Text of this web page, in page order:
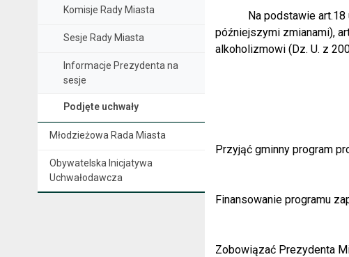
Komisje Rady Miasta
Sesje Rady Miasta
Informacje Prezydenta na
sesje
Podjęte uchwały
Młodzieżowa Rada Miasta
Obywatelska Inicjatywa
Uchwałodawcza
Na podstawie
późniejszymi zmianami),
alkoholizmowi (Dz. U. z
Przyjąć gminny program
Finansowanie programu
Zobowiązać Prezydenta